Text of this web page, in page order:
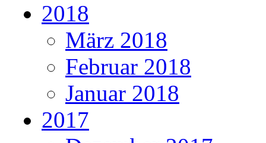
2018
März 2018
Februar 2018
Januar 2018
2017